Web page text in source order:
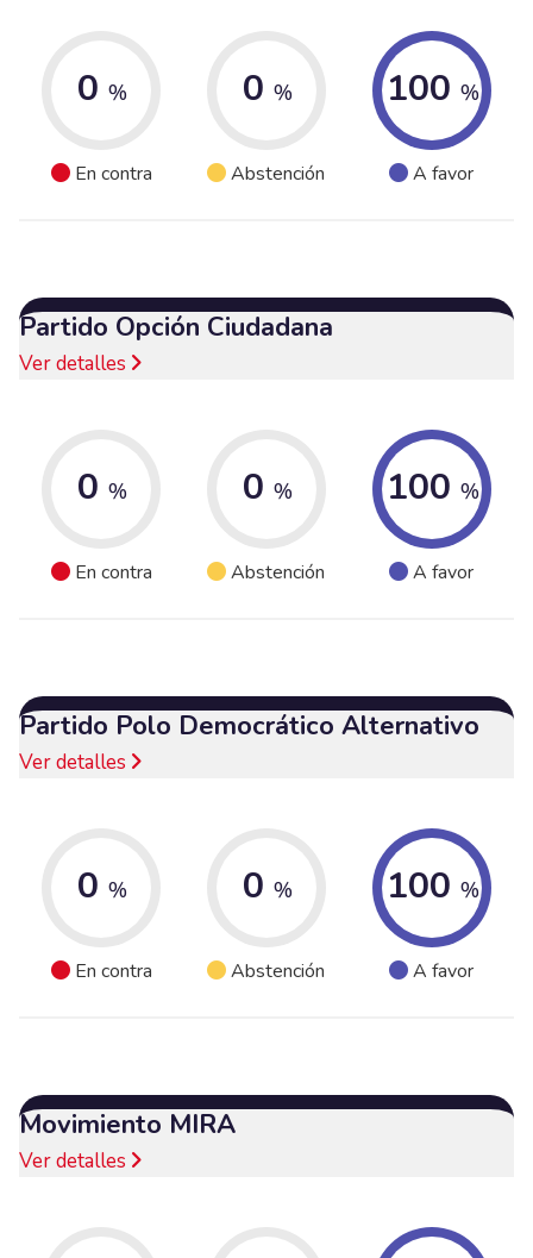
0 %
En contra
0 %
Abstención
100 %
A favor
Partido Opción Ciudadana
Ver detalles
0 %
En contra
0 %
Abstención
100 %
A favor
Partido Polo Democrático Alternativo
Ver detalles
0 %
En contra
0 %
Abstención
100 %
A favor
Movimiento MIRA
Ver detalles